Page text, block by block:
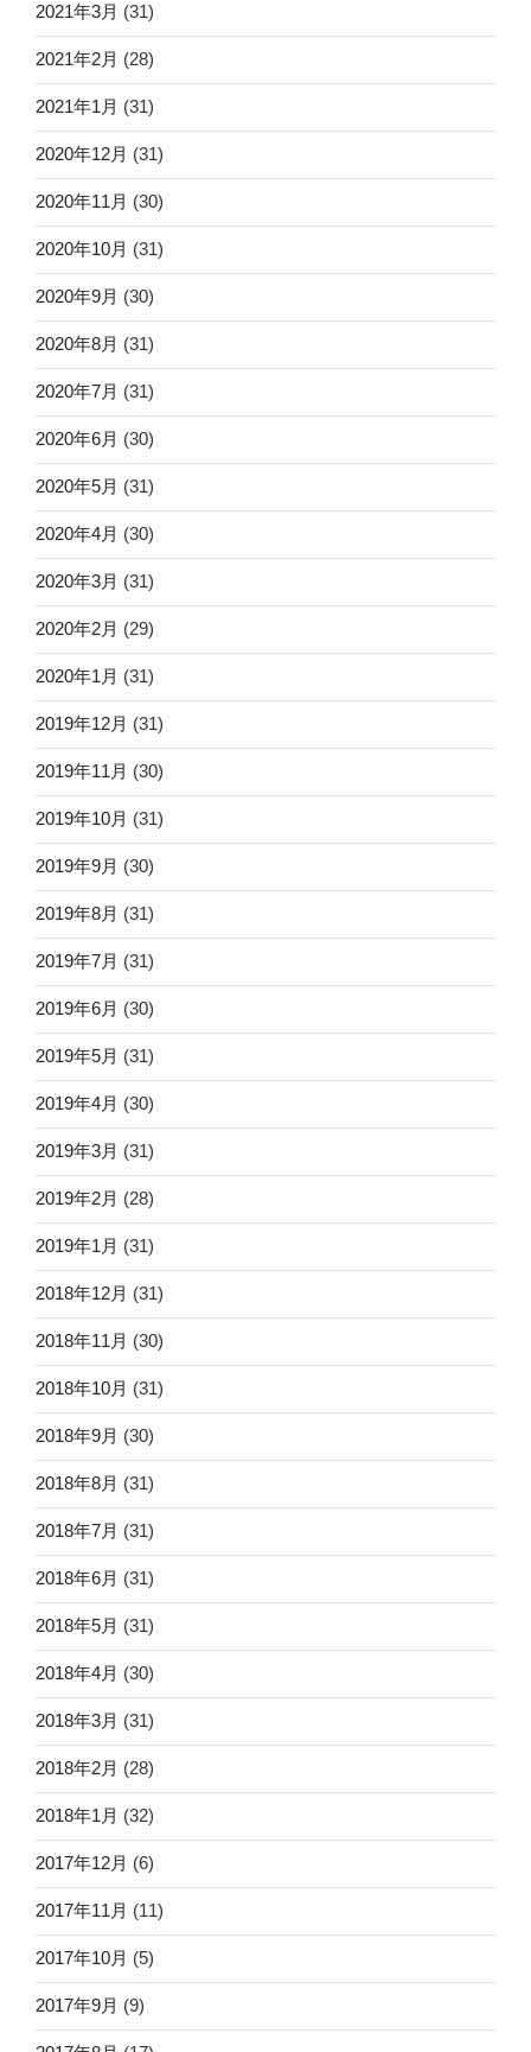
2021年3月 (31)
2021年2月 (28)
2021年1月 (31)
2020年12月 (31)
2020年11月 (30)
2020年10月 (31)
2020年9月 (30)
2020年8月 (31)
2020年7月 (31)
2020年6月 (30)
2020年5月 (31)
2020年4月 (30)
2020年3月 (31)
2020年2月 (29)
2020年1月 (31)
2019年12月 (31)
2019年11月 (30)
2019年10月 (31)
2019年9月 (30)
2019年8月 (31)
2019年7月 (31)
2019年6月 (30)
2019年5月 (31)
2019年4月 (30)
2019年3月 (31)
2019年2月 (28)
2019年1月 (31)
2018年12月 (31)
2018年11月 (30)
2018年10月 (31)
2018年9月 (30)
2018年8月 (31)
2018年7月 (31)
2018年6月 (31)
2018年5月 (31)
2018年4月 (30)
2018年3月 (31)
2018年2月 (28)
2018年1月 (32)
2017年12月 (6)
2017年11月 (11)
2017年10月 (5)
2017年9月 (9)